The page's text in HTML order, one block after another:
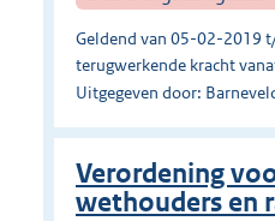
Geldend van 05-02-2019
terugwerkende kracht
Uitgegeven door:
Verordening
wethouders en